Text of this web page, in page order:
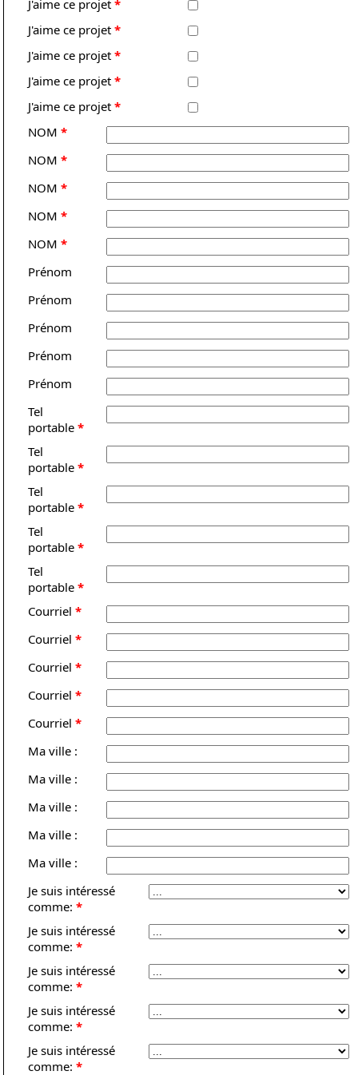
J'aime ce projet*
J'aime ce projet*
J'aime ce projet*
J'aime ce projet*
J'aime ce projet*
NOM*
NOM*
NOM*
NOM*
NOM*
Prénom
Prénom
Prénom
Prénom
Prénom
Tel
portable*
Tel
portable*
Tel
portable*
Tel
portable*
Tel
portable*
Courriel*
Courriel*
Courriel*
Courriel*
Courriel*
Ma ville :
Ma ville :
Ma ville :
Ma ville :
Ma ville :
Je suis intéressé
comme:*
Je suis intéressé
comme:*
Je suis intéressé
comme:*
Je suis intéressé
comme:*
Je suis intéressé
comme:*